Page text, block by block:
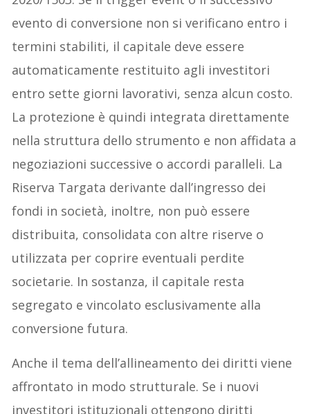
evento di conversione non si verificano entro i
termini stabiliti, il capitale deve essere
automaticamente restituito agli investitori
entro sette giorni lavorativi, senza alcun costo.
La protezione è quindi integrata direttamente
nella struttura dello strumento e non affidata a
negoziazioni successive o accordi paralleli. La
Riserva Targata derivante dall’ingresso dei
fondi in società, inoltre, non può essere
distribuita, consolidata con altre riserve o
utilizzata per coprire eventuali perdite
societarie. In sostanza, il capitale resta
segregato e vincolato esclusivamente alla
conversione futura.
Anche il tema dell’allineamento dei diritti viene
affrontato in modo strutturale. Se i nuovi
investitori istituzionali ottengono diritti